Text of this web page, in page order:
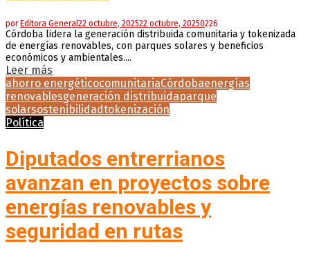
por Editora General22 octubre, 202522 octubre, 20250226
Córdoba lidera la generación distribuida comunitaria y tokenizada
de energías renovables, con parques solares y beneficios
económicos y ambientales....
Leer más
ahorro energéticocomunitariaCórdobaenergías
renovablesgeneración distribuidaparque
solarsostenibilidadtokenización
Política
Diputados entrerrianos
avanzan en proyectos sobre
energías renovables y
seguridad en rutas